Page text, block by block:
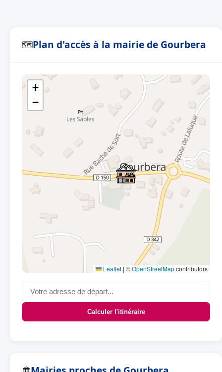
🗺Plan d'accès à la mairie de Gourbera
+
−
Leaflet | ©OpenStreetMapcontributors
Calculer l'itinéraire